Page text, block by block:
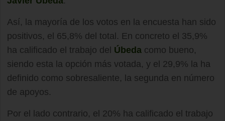
Así, la mayoría de los votos en la encuesta han sido
positivos, el 65,8% del total. En concreto el 35,9%
ha calificado el trabajo del Úbeda como bueno,
siendo esta la opción más votada, y el 29,9% la ha
definido como sobresaliente, la segunda en número
de apoyos.
Por el lado contrario, el 20% ha calificado el trabajo